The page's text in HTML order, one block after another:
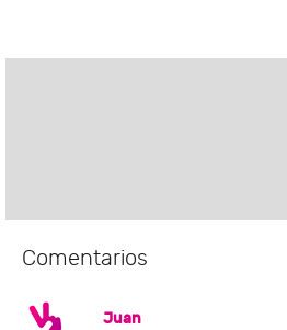
Comentarios
Juan